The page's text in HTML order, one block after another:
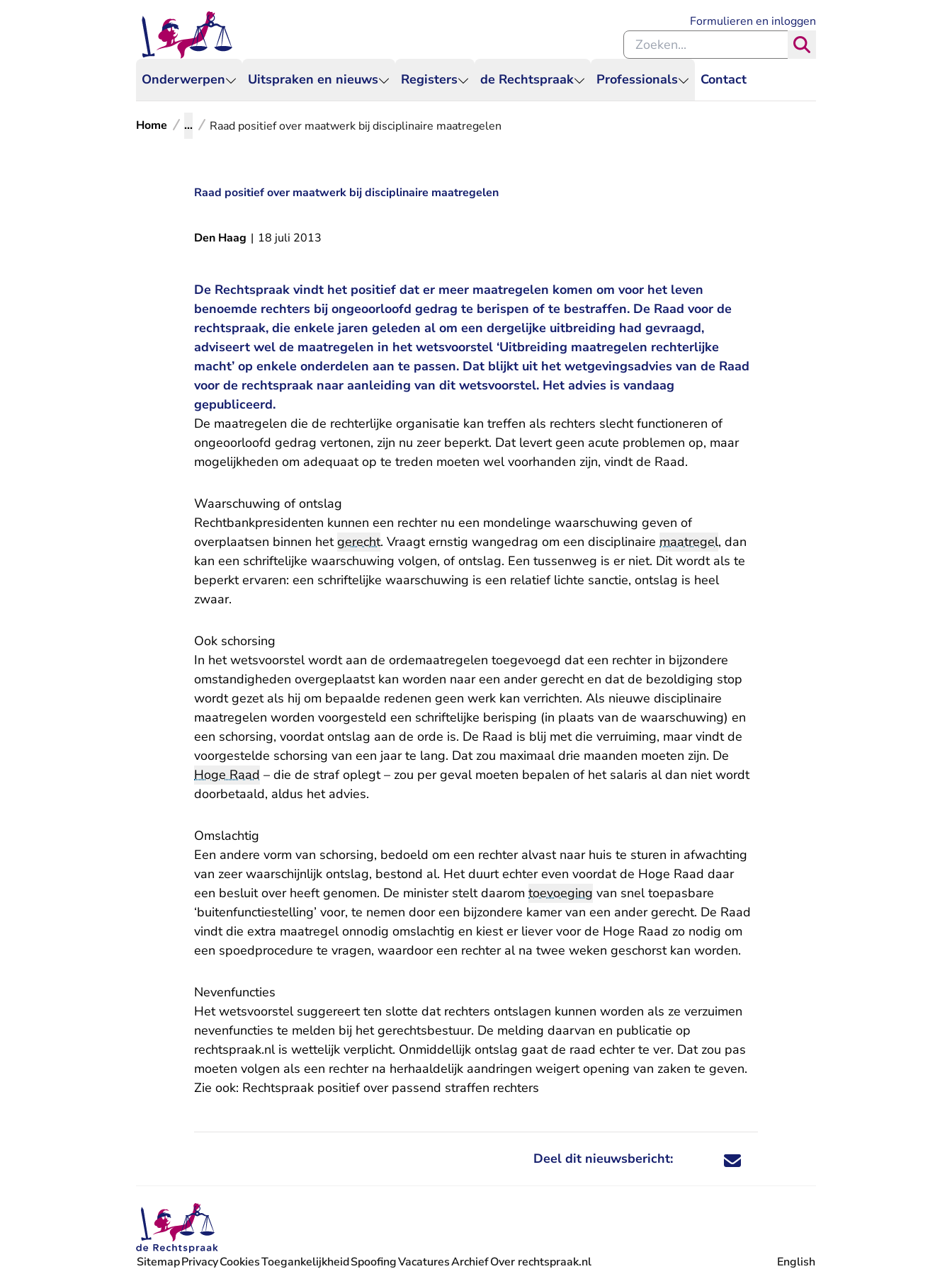
Onderwerpen Uitspraken en nieuws Registers de Rechtspraak Professionals Contact
Formulieren en inloggen
Zoeken binnen de Rechtspraak
Home ... Raad positief over maatwerk bij disciplinaire maatregelen
Raad positief over maatwerk bij disciplinaire maatregelen
Den Haag | 18 juli 2013
De Rechtspraak vindt het positief dat er meer maatregelen komen om voor het leven
benoemde rechters bij ongeoorloofd gedrag te berispen of te bestraffen. De Raad voor de
rechtspraak, die enkele jaren geleden al om een dergelijke uitbreiding had gevraagd,
adviseert wel de maatregelen in het wetsvoorstel ‘Uitbreiding maatregelen rechterlijke
macht’ op enkele onderdelen aan te passen. Dat blijkt uit het wetgevingsadvies van de Raad
voor de rechtspraak naar aanleiding van dit wetsvoorstel. Het advies is vandaag
gepubliceerd.
De maatregelen die de rechterlijke organisatie kan treffen als rechters slecht functioneren of
ongeoorloofd gedrag vertonen, zijn nu zeer beperkt. Dat levert geen acute problemen op, maar
mogelijkheden om adequaat op te treden moeten wel voorhanden zijn, vindt de Raad.
Waarschuwing of ontslag
Rechtbankpresidenten kunnen een rechter nu een mondelinge waarschuwing geven of
overplaatsen binnen hetgerecht. Vraagt ernstig wangedrag om een disciplinaire maatregel, dan
kan een schriftelijke waarschuwing volgen, of ontslag. Een tussenweg is er niet. Dit wordt als te
beperkt ervaren: een schriftelijke waarschuwing is een relatief lichte sanctie, ontslag is heel
zwaar.
Ook schorsing
In het wetsvoorstel wordt aan de ordemaatregelen toegevoegd dat een rechter in bijzondere
omstandigheden overgeplaatst kan worden naar een ander gerecht en dat de bezoldiging stop
wordt gezet als hij om bepaalde redenen geen werk kan verrichten. Als nieuwe disciplinaire
maatregelen worden voorgesteld een schriftelijke berisping (in plaats van de waarschuwing) en
een schorsing, voordat ontslag aan de orde is. De Raad is blij met die verruiming, maar vindt de
voorgestelde schorsing van een jaar te lang. Dat zou maximaal drie maanden moeten zijn. De
Hoge Raad – die de straf oplegt – zou per geval moeten bepalen of het salaris al dan niet wordt
doorbetaald, aldus het advies.
Omslachtig
Een andere vorm van schorsing, bedoeld om een rechter alvast naar huis te sturen in afwachting
van zeer waarschijnlijk ontslag, bestond al. Het duurt echter even voordat de Hoge Raad daar
een besluit over heeft genomen. De minister stelt daarom toevoeging van snel toepasbare
‘buitenfunctiestelling’ voor, te nemen door een bijzondere kamer van een ander gerecht. De Raad
vindt die extra maatregel onnodig omslachtig en kiest er liever voor de Hoge Raad zo nodig om
een spoedprocedure te vragen, waardoor een rechter al na twee weken geschorst kan worden.
Nevenfuncties
Het wetsvoorstel suggereert ten slotte dat rechters ontslagen kunnen worden als ze verzuimen
nevenfuncties te melden bij het gerechtsbestuur. De melding daarvan en publicatie op
rechtspraak.nl is wettelijk verplicht. Onmiddellijk ontslag gaat de raad echter te ver. Dat zou pas
moeten volgen als een rechter na herhaaldelijk aandringen weigert opening van zaken te geven.
Zie ook: Rechtspraak positief over passend straffen rechters
Deel dit nieuwsbericht: Deel dit nieuwsbericht via X - U verlaat
Deel dit nieuwsbericht via Facebook - U
Deel dit nieuwsbericht via e-mail
Deel dit nieuwsbericht via LinkedIn - U
SitemapPrivacyCookiesToegankelijkheidSpoofingVacaturesArchiefOver rechtspraak.nl English